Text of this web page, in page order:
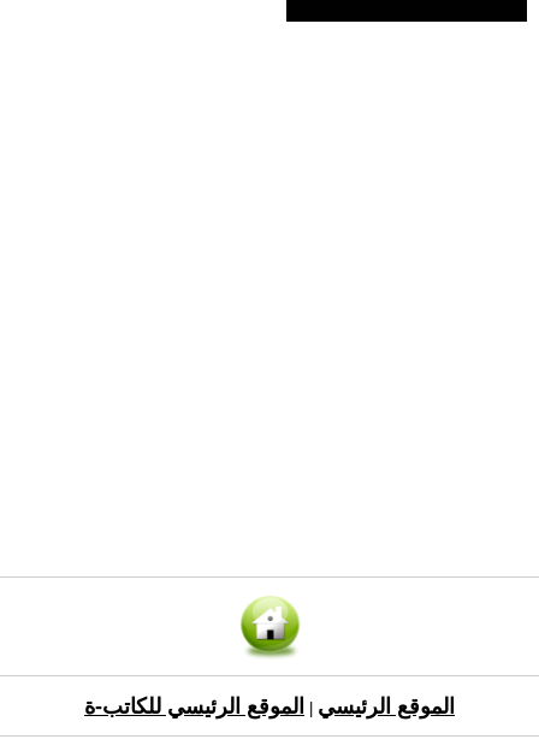
الموقع الرئيسي الموقع الرئيسي للكاتب-ة